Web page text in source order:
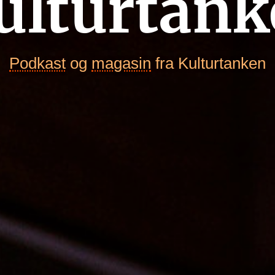
Podkast og magasin fra Kulturtanken